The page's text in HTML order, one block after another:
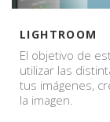
LIGHTROOM
El objetivo de
utilizar las
tus imágenes,
la imagen.